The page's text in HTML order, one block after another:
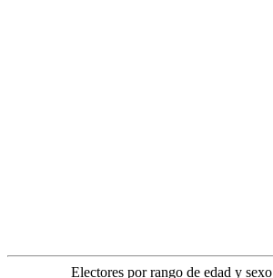
Electores por rango de edad y sexo